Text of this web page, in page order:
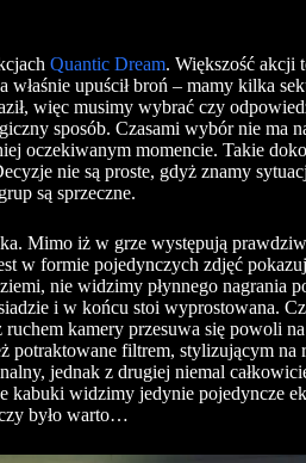
Quantic Dream. Większość akcji
upuścił broń – mamy kilka
więc musimy wybrać czy
sposób. Czasami wybór nie ma
oczekiwanym momencie. Takie
nie są proste, gdyż znamy
są sprzeczne.
Mimo iż w grze występują
w formie pojedynczych zdjęć
nie widzimy płynnego nagrania
i w końcu stoi wyprostowana.
kamery przesuwa się powoli
potraktowane filtrem, stylizującym
jednak z drugiej niemal
kabuki widzimy jedynie pojedyncze
było warto…